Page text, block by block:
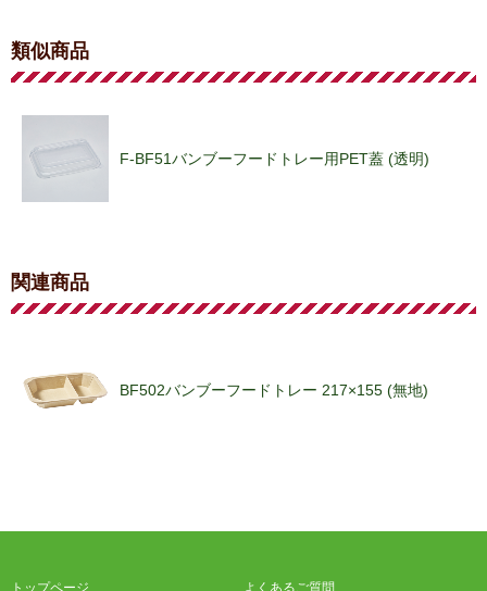
類似商品
F-BF51バンブーフードトレー用PET蓋 (透明)
関連商品
BF502バンブーフードトレー 217×155 (無地)